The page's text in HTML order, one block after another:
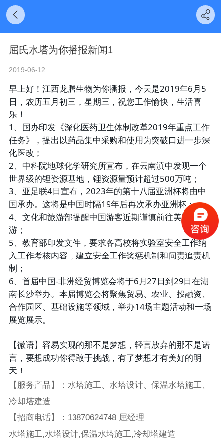
屈氏水塔为你播报新闻1
2019-06-12
早上好！江西龙腾生物为你播报，今天是2019年6月5
日，农历五月初三，星期三，祝您工作愉快，生活喜
乐！
1、国办印发《深化医药卫生体制改革2019年重点工作
任务》，提出以药品集中采购和使用为突破口进一步深
化医改；
2、中科院地球化学研究所宣布，在云南滇中发现一个
世界级的锂资源基地，锂资源量预计超过500万吨；
3、亚足联4日宣布，2023年的第十八届亚洲杯将由中
国承办。这将是中国时隔19年后再次承办亚洲杯；
4、文化和旅游部提醒中国游客近期谨慎前往美国旅
游；
5、教育部印发文件，要求各高校将实验室安全工作纳
入工作考核内容，建立安全工作奖惩机制和问责追责机
制；
6、首届中国-非洲经贸博览会将于6月27日到29日在湖
南长沙举办。本届博览会将聚焦贸易、农业、投融资、
合作园区、基础设施等领域，举办14场主题活动和一场
展览展示。
【微语】容易实现的那不是梦想，轻言放弃的那不是诺
言，要想成功你得敢于挑战，有了梦想才有美好的明
天！
【服务产品】：水塔施工、水塔设计、保温水塔施工、
冷却塔建造
【招商电话】：13870624748 屈经理
水塔施工,水塔设计,保温水塔施工,冷却塔建造